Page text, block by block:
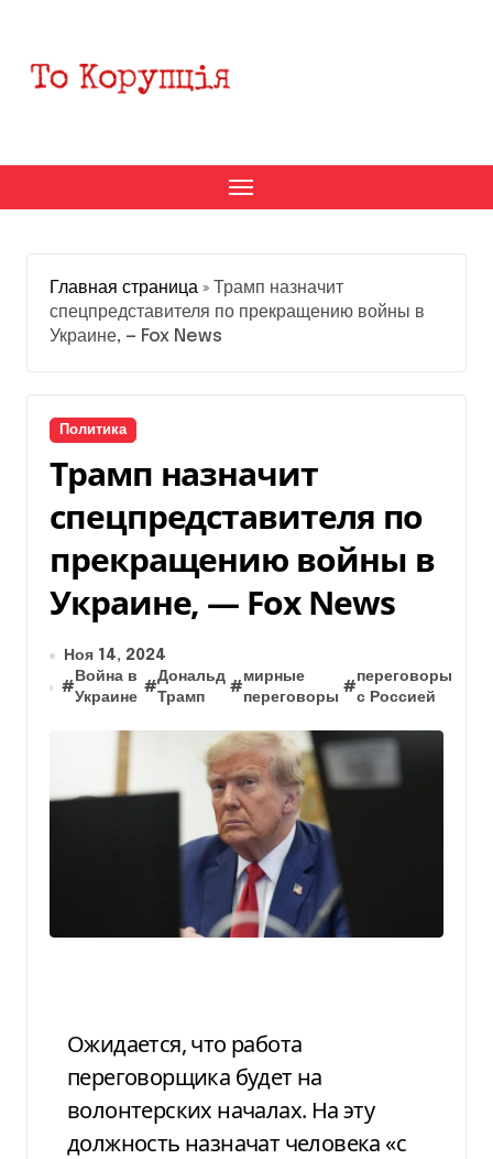
содержанию
Главная страница » Трамп назначит
спецпредставителя по прекращению войны в
Украине, — Fox News
Политика
Трамп назначит
спецпредставителя по
прекращению войны в
Украине, — Fox News
Ноя 14, 2024
#
Война в
Украине
#
Дональд
Трамп
#
мирные
переговоры
#
переговоры
с Россией
Ожидается, что работа
переговорщика будет на
волонтерских началах. На эту
должность назначат человека «с